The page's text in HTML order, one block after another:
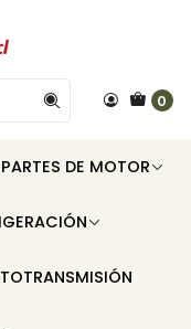
0
PARTES DE MOTOR
TRANSMISIÓN